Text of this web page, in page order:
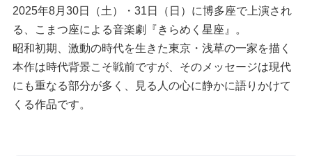
2025年8月30日（土）・31日（日）に博多座で上演され
る、こまつ座による音楽劇『きらめく星座』。
昭和初期、激動の時代を生きた東京・浅草の一家を描く
本作は時代背景こそ戦前ですが、そのメッセージは現代
にも重なる部分が多く、見る人の心に静かに語りかけて
くる作品です。